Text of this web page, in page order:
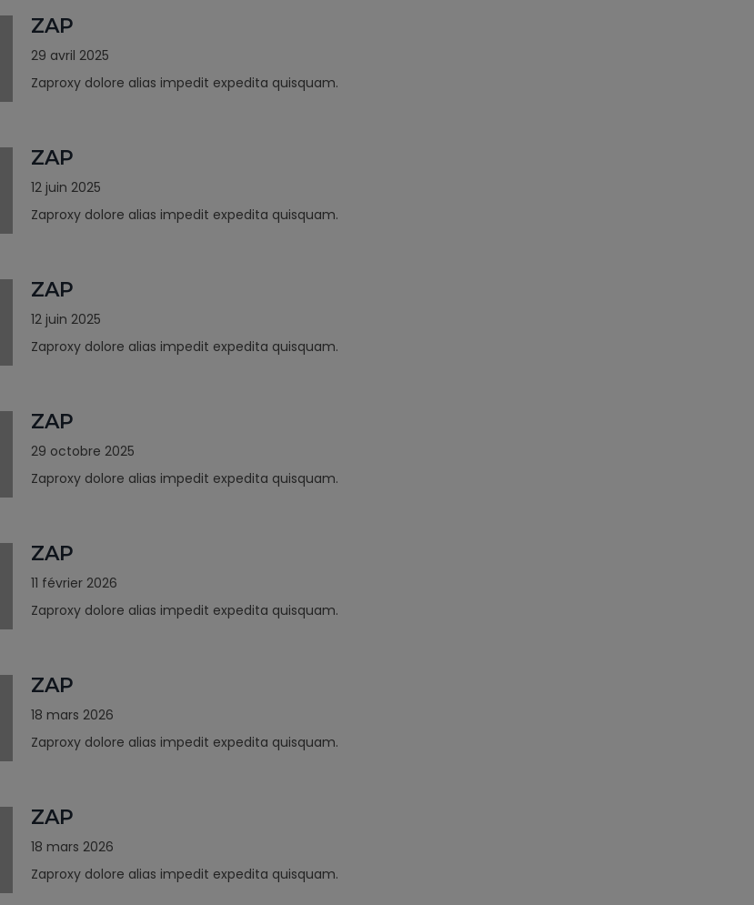
ZAP
29 avril 2025
Zaproxy dolore alias impedit expedita quisquam.
ZAP
12 juin 2025
Zaproxy dolore alias impedit expedita quisquam.
ZAP
12 juin 2025
Zaproxy dolore alias impedit expedita quisquam.
ZAP
29 octobre 2025
Zaproxy dolore alias impedit expedita quisquam.
ZAP
11 février 2026
Zaproxy dolore alias impedit expedita quisquam.
ZAP
18 mars 2026
Zaproxy dolore alias impedit expedita quisquam.
ZAP
18 mars 2026
Zaproxy dolore alias impedit expedita quisquam.